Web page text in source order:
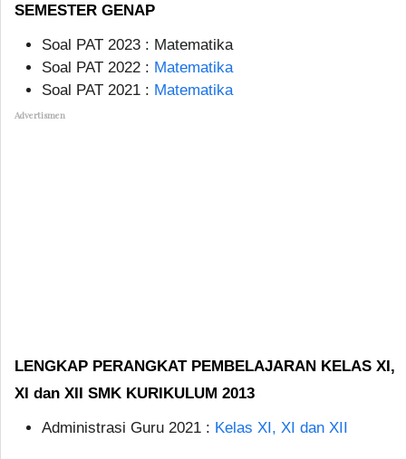
SEMESTER GENAP
Soal PAT 2023 : Matematika
Soal PAT 2022 : Matematika
Soal PAT 2021 : Matematika
Advertismen
LENGKAP PERANGKAT PEMBELAJARAN KELAS XI,
XI dan XII SMK KURIKULUM 2013
Administrasi Guru 2021 : Kelas XI, XI dan XII